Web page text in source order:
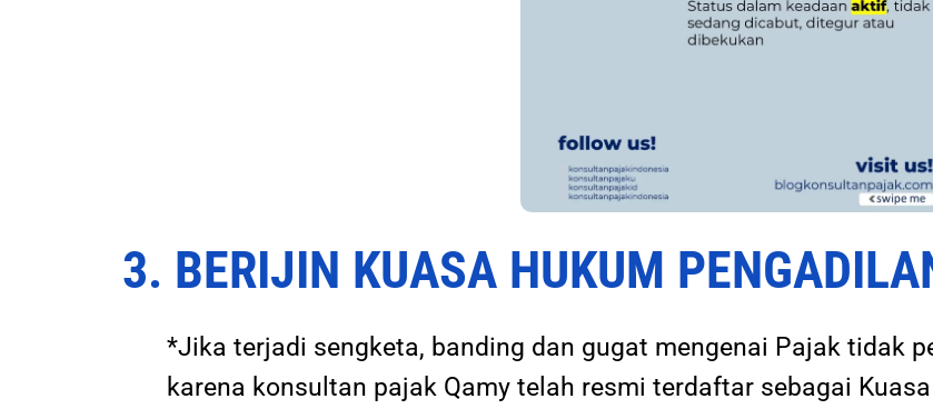
3. BERIJIN KUASA HUKUM
*Jika terjadi sengketa, banding dan gugat mengenai Pajak tidak
karena konsultan pajak Qamy telah resmi terdaftar sebagai